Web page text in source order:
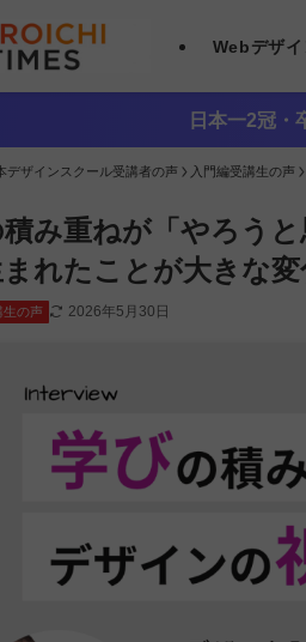
Webデザ
日本一2冠・
デザインスクール受講者の声 入門編受講生の声
み重ねが「やろう
まれたことが大きな変
生の声 2026年5月30日